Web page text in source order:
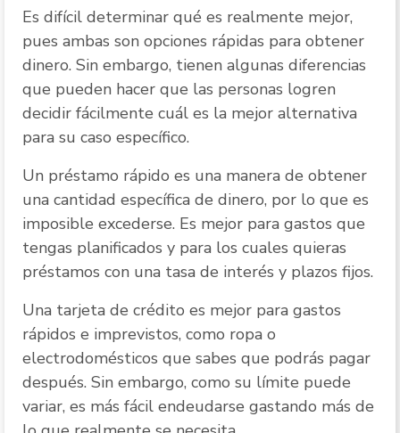
Es difícil determinar qué es realmente mejor,
pues ambas son opciones rápidas para obtener
dinero. Sin embargo, tienen algunas diferencias
que pueden hacer que las personas logren
decidir fácilmente cuál es la mejor alternativa
para su caso específico.
Un préstamo rápido es una manera de obtener
una cantidad específica de dinero, por lo que es
imposible excederse. Es mejor para gastos que
tengas planificados y para los cuales quieras
préstamos con una tasa de interés y plazos fijos.
Una tarjeta de crédito es mejor para gastos
rápidos e imprevistos, como ropa o
electrodomésticos que sabes que podrás pagar
después. Sin embargo, como su límite puede
variar, es más fácil endeudarse gastando más de